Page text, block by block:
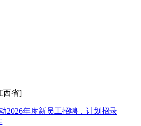
西省]
2026年度新员工招聘，计划招录